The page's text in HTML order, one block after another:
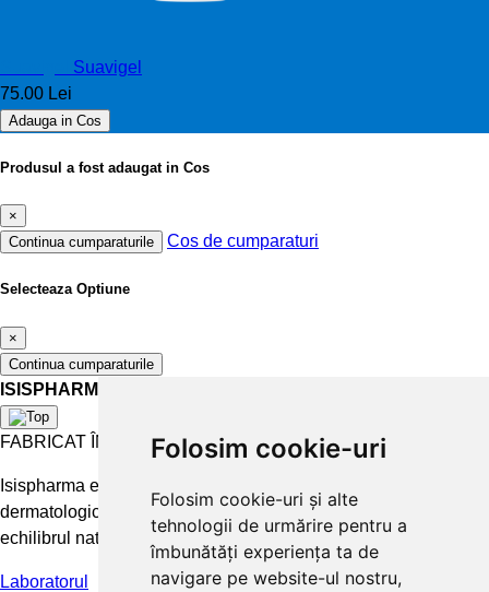
Folosim cookie-uri
Folosim cookie-uri și alte
tehnologii de urmărire pentru a
îmbunătăți experiența ta de
navigare pe website-ul nostru,
Suavigel
75.00 Lei
Adauga in Cos
Produsul a fost adaugat in Cos
×
Continua cumparaturile
Cos de cumparaturi
Selecteaza Optiune
×
Continua cumparaturile
ISISPHARMA
FABRICAT ÎN FRANȚA
Isispharma este un laborator francez care concepe tratamente
dermatologice eficiente și accesibile pentru a păstra și restabili
echilibrul natural al pielii.
Laboratorul